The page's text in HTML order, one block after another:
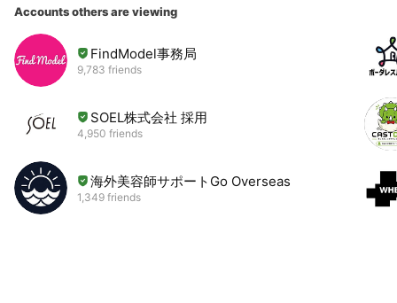
Accounts others are viewing
FindModel事務局
9,783 friends
SOEL株式会社 採用
4,950 friends
海外美容師サポートGo Overseas
1,349 friends